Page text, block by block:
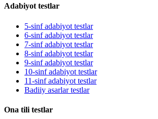
Adabiyot testlar
5-sinf adabiyot testlar
6-sinf adabiyot testlar
7-sinf adabiyot testlar
8-sinf adabiyot testlar
9-sinf adabiyot testlar
10-sinf adabiyot testlar
11-sinf adabiyot testlar
Badiiy asarlar testlar
Ona tili testlar